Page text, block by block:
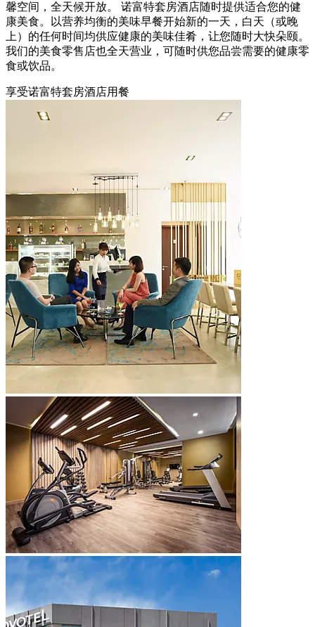
馨空间，全天候开放。 诺富特套房酒店随时提供适合您的健
康美食。以营养均衡的美味早餐开始新的一天，白天（或晚
上）的任何时间均供应健康的美味佳肴，让您随时大快朵颐。
我们的美食零售店也全天营业，可随时供您品尝需要的健康零
食或饮品。
享受诺富特套房酒店用餐